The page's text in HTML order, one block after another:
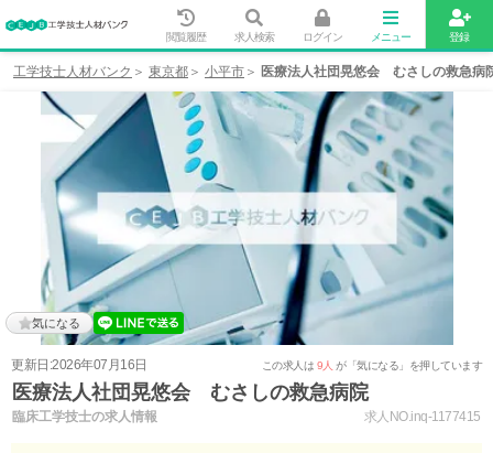
閲覧履歴 求人検索 ログイン メニュー 登録
工学技士人材バンク 東京都 小平市 医療法人社団晃悠会 むさしの救急病
気になる
更新日:2026年07月16日 この求人は 9人 が「気になる」を押しています
医療法人社団晃悠会 むさしの救急病院
臨床工学技士の求人情報 求人NO.inq-1177415